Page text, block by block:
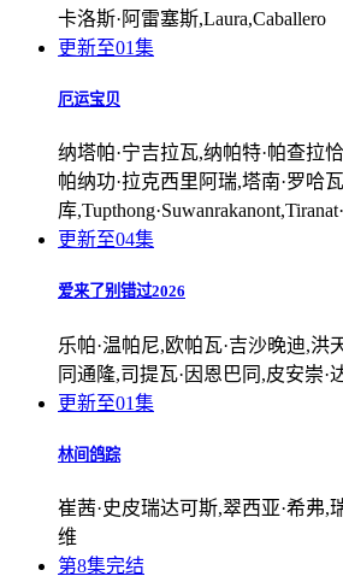
卡洛斯·阿雷塞斯,Laura,Caballero
更新至01集
厄运宝贝
纳塔帕·宁吉拉瓦,纳帕特·帕查拉
帕纳功·拉克西里阿瑞,塔南·罗哈
库
更新至04集
爱来了别错过2026
乐帕·温帕尼,欧帕瓦·吉沙晚迪,洪
同通隆,司提瓦·因恩巴同,皮安崇·
更新至01集
林间鸽踪
崔茜·史皮瑞达可斯,翠西亚·希弗,
维
第8集完结